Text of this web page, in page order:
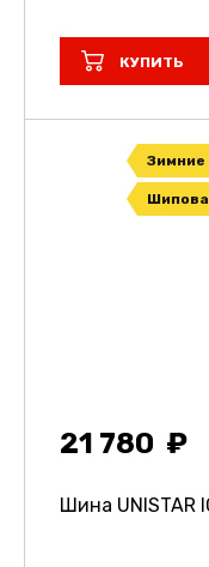
КУПИТЬ
Зимние
21 780
Шина UNISTAR